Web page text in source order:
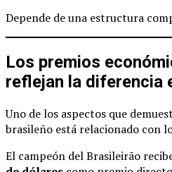
Depende de una estructura
Los premios
reflejan la diferencia
Uno de los aspectos que
brasileño está relacionado con
El campeón del Brasileirão